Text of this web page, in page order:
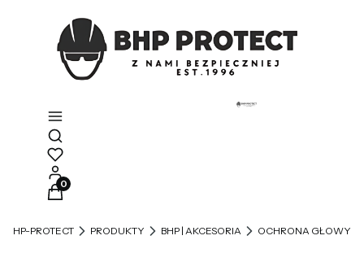
Otwórz wyszukiwarkę
Produkty w koszyku: 0. Zobacz szczegóły
BHP-PROTECT PRODUKTY BHP | AKCESORIA OCHRONA GŁOWY